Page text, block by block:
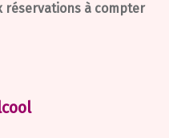
réservations à compter